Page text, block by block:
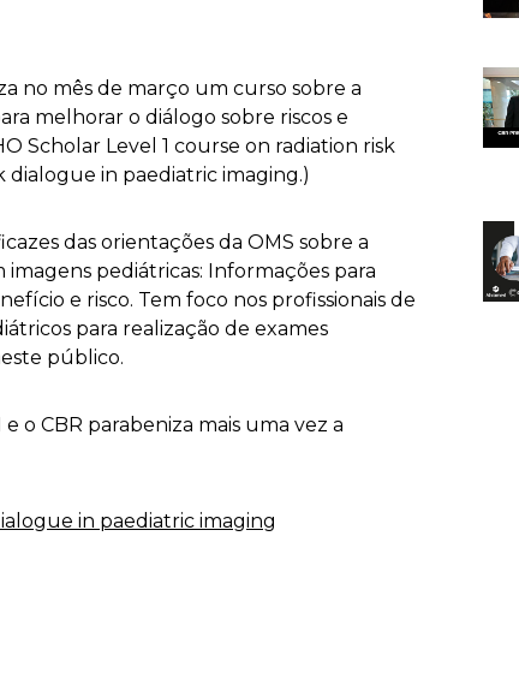
no mês de março um curso sobre a
melhorar o diálogo sobre riscos e
Scholar Level 1 course on radiation risk
in paediatric imaging.)
das orientações da OMS sobre a
pediátricas: Informações para
e risco. Tem foco nos profissionais de
para realização de exames
público.
o CBR parabeniza mais uma vez a
in paediatric imaging